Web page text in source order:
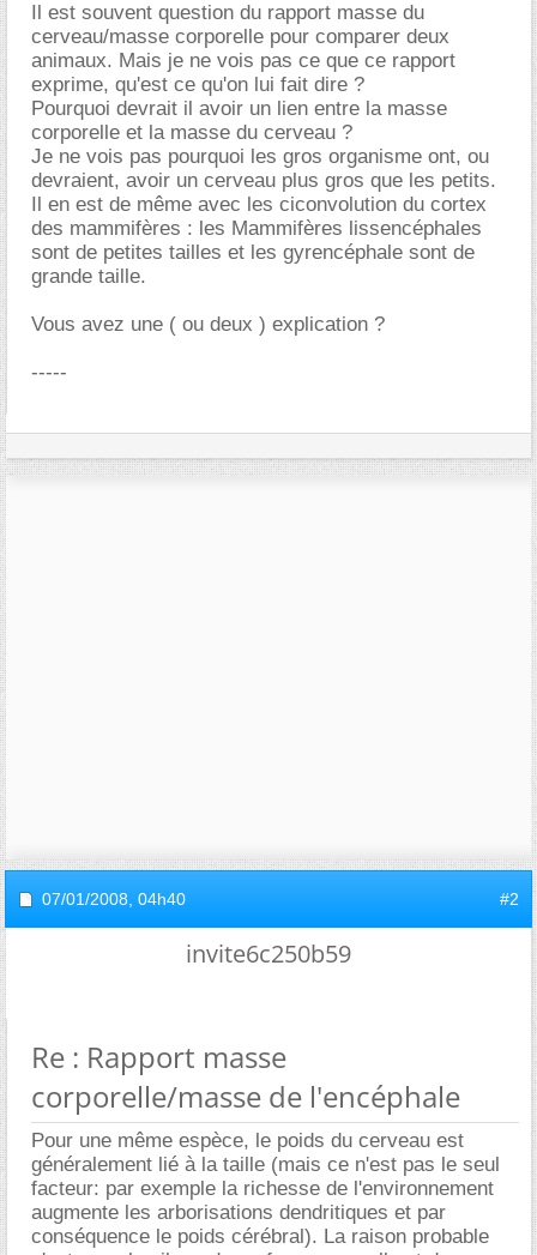
Il est souvent question du rapport masse du
cerveau/masse corporelle pour comparer deux
animaux. Mais je ne vois pas ce que ce rapport
exprime, qu'est ce qu'on lui fait dire ?
Pourquoi devrait il avoir un lien entre la masse
corporelle et la masse du cerveau ?
Je ne vois pas pourquoi les gros organisme ont, ou
devraient, avoir un cerveau plus gros que les petits.
Il en est de même avec les ciconvolution du cortex
des mammifères : les Mammifères lissencéphales
sont de petites tailles et les gyrencéphale sont de
grande taille.
Vous avez une ( ou deux ) explication ?
-----
07/01/2008, 04h40 #2
invite6c250b59
Re : Rapport masse
corporelle/masse de l'encéphale
Pour une même espèce, le poids du cerveau est
généralement lié à la taille (mais ce n'est pas le seul
facteur: par exemple la richesse de l'environnement
augmente les arborisations dendritiques et par
conséquence le poids cérébral). La raison probable